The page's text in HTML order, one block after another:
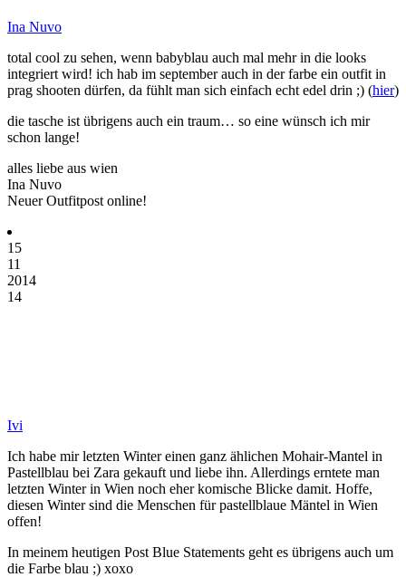
Ina Nuvo
total cool zu sehen, wenn babyblau auch mal mehr in die looks
integriert wird! ich hab im september auch in der farbe ein outfit in
prag shooten dürfen, da fühlt man sich einfach echt edel drin ;) (hier)
die tasche ist übrigens auch ein traum… so eine wünsch ich mir
schon lange!
alles liebe aus wien
Ina Nuvo
Neuer Outfitpost online!
15
11
2014
14
Ivi
Ich habe mir letzten Winter einen ganz ählichen Mohair-Mantel in
Pastellblau bei Zara gekauft und liebe ihn. Allerdings erntete man
letzten Winter in Wien noch eher komische Blicke damit. Hoffe,
diesen Winter sind die Menschen für pastellblaue Mäntel in Wien
offen!
In meinem heutigen Post Blue Statements geht es übrigens auch um
die Farbe blau ;) xoxo